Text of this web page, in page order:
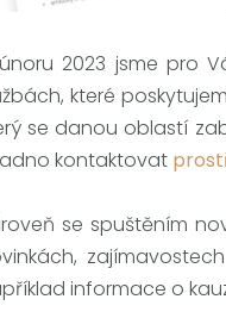
2023 jsme pro
které
se danou oblastí
kontaktovat
se spuštěním
informace o